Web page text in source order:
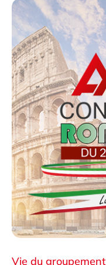
Vie du groupement